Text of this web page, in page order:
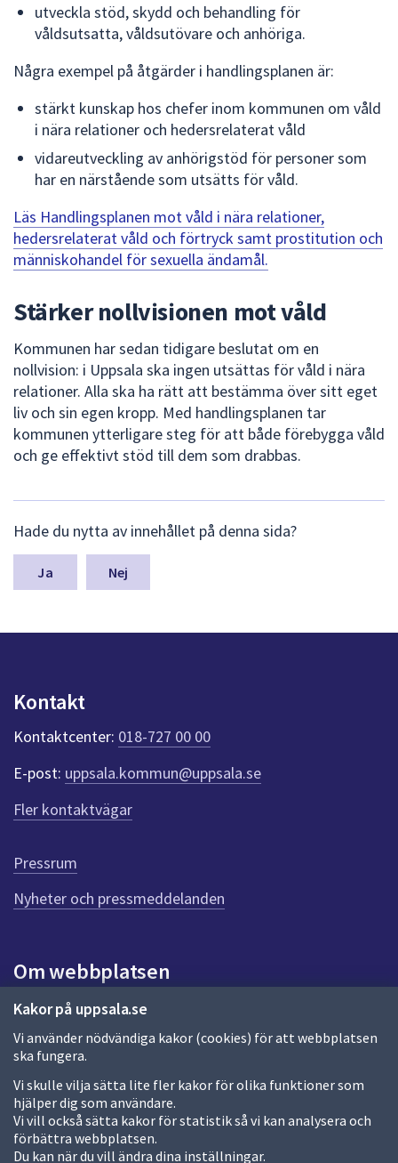
Kakor på uppsala.se
Vi använder nödvändiga kakor (cookies) för att webbplatsen
ska fungera.
Vi skulle vilja sätta lite fler kakor för olika funktioner som
hjälper dig som användare.
Vi vill också sätta kakor för statistik så vi kan analysera och
förbättra webbplatsen.
Du kan när du vill ändra dina inställningar.
utveckla stöd, skydd och behandling för
våldsutsatta, våldsutövare och anhöriga.
Några exempel på åtgärder i handlingsplanen är:
stärkt kunskap hos chefer inom kommunen om våld
i nära relationer och hedersrelaterat våld
vidareutveckling av anhörigstöd för personer som
har en närstående som utsätts för våld.
Läs Handlingsplanen mot våld i nära relationer,
hedersrelaterat våld och förtryck samt prostitution och
människohandel för sexuella ändamål.
Stärker nollvisionen mot våld
Kommunen har sedan tidigare beslutat om en
nollvision: i Uppsala ska ingen utsättas för våld i nära
relationer. Alla ska ha rätt att bestämma över sitt eget
liv och sin egen kropp. Med handlingsplanen tar
kommunen ytterligare steg för att både förebygga våld
och ge effektivt stöd till dem som drabbas.
ä
m
a
y
n
t
r
ö
e
n
n
i
d
a
Hade du nytta av innehållet på denna sida?
Nej
Kontakt
Kontaktcenter: 018-727 00 00
E-post: uppsala.kommun@uppsala.se
Fler kontaktvägar
Pressrum
Nyheter och pressmeddelanden
Om webbplatsen
Om webbplatsen
Allmänna handlingar och diarium
Behandling av personuppgifter
Kakor
Språk (other languages)